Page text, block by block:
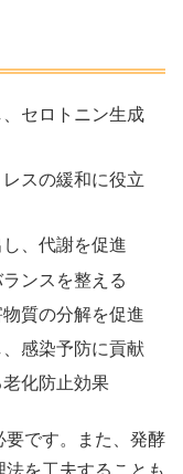
、セロトニン生成
レスの緩和に役立
し、代謝を促進
ンスを整える
質の分解を促進
、感染予防に貢献
老化防止効果
要です。また、発酵
を工夫することも